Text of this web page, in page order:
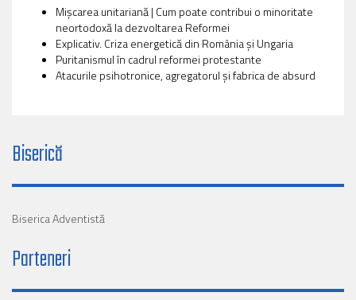
Mișcarea unitariană | Cum poate contribui o minoritate
neortodoxă la dezvoltarea Reformei
Explicativ. Criza energetică din România și Ungaria
Puritanismul în cadrul reformei protestante
Atacurile psihotronice, agregatorul și fabrica de absurd
Biserică
Biserica Adventistă
Parteneri